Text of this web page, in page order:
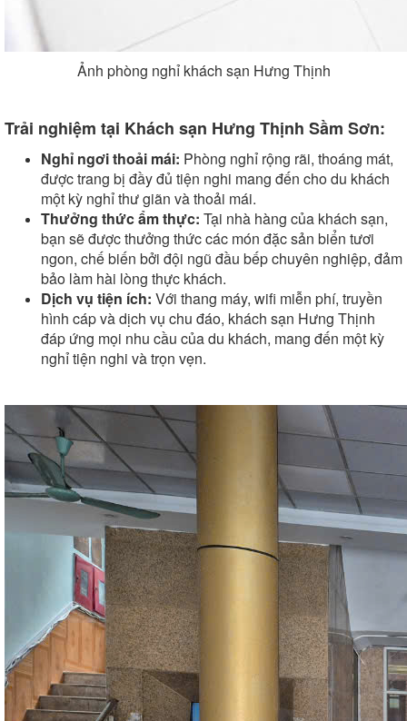
Ảnh phòng nghỉ khách sạn Hưng Thịnh
Trải nghiệm tại Khách sạn Hưng Thịnh Sầm Sơn:
Nghỉ ngơi thoải mái: Phòng nghỉ rộng rãi, thoáng mát,
được trang bị đầy đủ tiện nghi mang đến cho du khách
một kỳ nghỉ thư giãn và thoải mái.
Thưởng thức ẩm thực: Tại nhà hàng của khách sạn,
bạn sẽ được thưởng thức các món đặc sản biển tươi
ngon, chế biến bởi đội ngũ đầu bếp chuyên nghiệp, đảm
bảo làm hài lòng thực khách.
Dịch vụ tiện ích: Với thang máy, wifi miễn phí, truyền
hình cáp và dịch vụ chu đáo, khách sạn Hưng Thịnh
đáp ứng mọi nhu cầu của du khách, mang đến một kỳ
nghỉ tiện nghi và trọn vẹn.